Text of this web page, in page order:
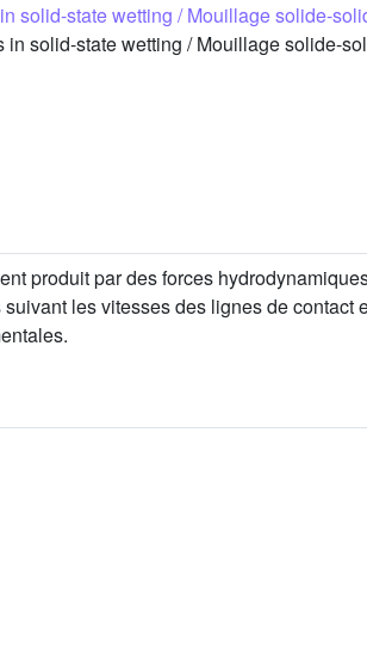
solid-state wetting / Mouillage solide-
solid-state wetting / Mouillage solide-
produit par des forces
les vitesses des lignes de contact